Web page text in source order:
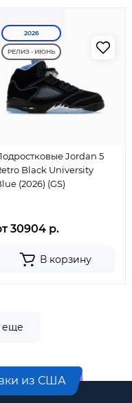
2026
РЕЛИЗ - ИЮНЬ
Jordan 5
Black University
(2026) (GS)
30904 р.
В корзину
еще
из США